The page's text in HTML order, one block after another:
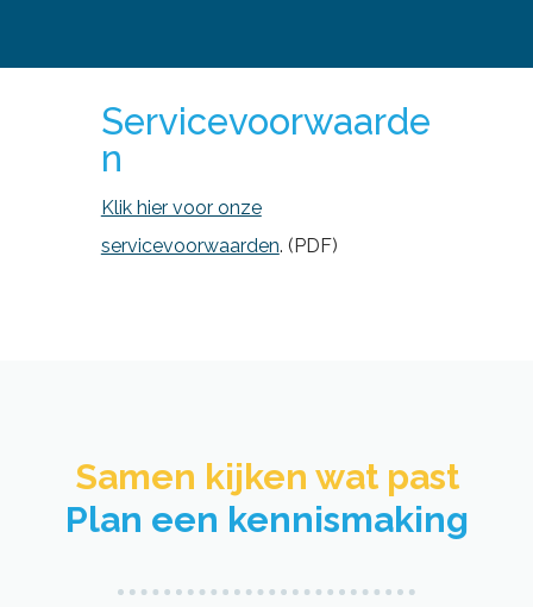
Servicevoorwaarde
n
Klik hier voor onze
servicevoorwaarden. (PDF)
Samen kijken wat past​
Plan een kennismaking